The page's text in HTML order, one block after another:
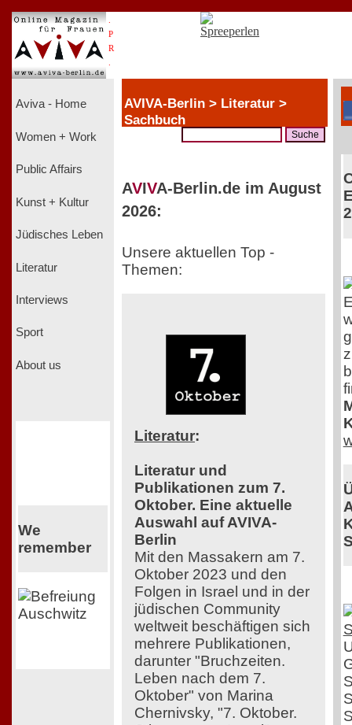
P
R
Aviva - Home
Women + Work
Public Affairs
Kunst + Kultur
Jüdisches Leben
Literatur
Interviews
Sport
About us
We
remember
AVIVA-Berlin > Literatur >
Sachbuch
AVIVA-Berlin.de im August
2026:
Unsere aktuellen Top -
Themen:
Literatur:
Literatur und
Publikationen zum 7.
Oktober. Eine aktuelle
Auswahl auf AVIVA-
Berlin
Mit den Massakern am 7.
Oktober 2023 und den
Folgen in Israel und in der
jüdischen Community
weltweit beschäftigen sich
mehrere Publikationen,
darunter "Bruchzeiten.
Leben nach dem 7.
Oktober" von Marina
Chernivsky, "7. Oktober.